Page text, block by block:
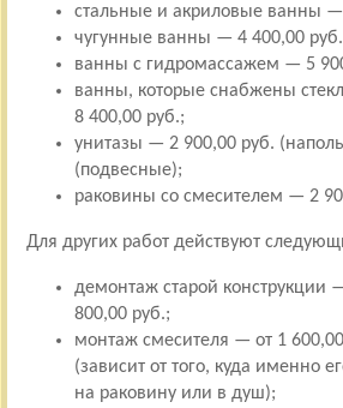
стальные и акриловые ванны —
чугунные ванны — 4 400,00
ванны с гидромассажем — 5
ванны, которые снабжены
8 400,00 руб.;
унитазы — 2 900,00 руб.
(подвесные);
раковины со смесителем — 2
Для других работ действуют
демонтаж старой конструкции
800,00 руб.;
монтаж смесителя — от 1
(зависит от того, куда именно
на раковину или в душ);